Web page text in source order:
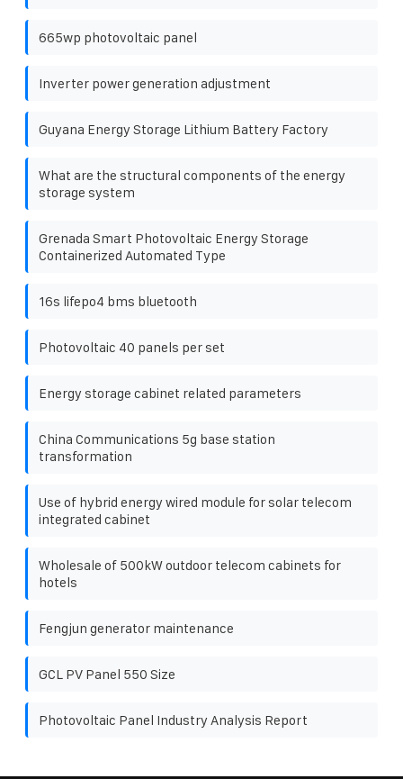
665wp photovoltaic panel
Inverter power generation adjustment
Guyana Energy Storage Lithium Battery Factory
What are the structural components of the energy
storage system
Grenada Smart Photovoltaic Energy Storage
Containerized Automated Type
16s lifepo4 bms bluetooth
Photovoltaic 40 panels per set
Energy storage cabinet related parameters
China Communications 5g base station
transformation
Use of hybrid energy wired module for solar telecom
integrated cabinet
Wholesale of 500kW outdoor telecom cabinets for
hotels
Fengjun generator maintenance
GCL PV Panel 550 Size
Photovoltaic Panel Industry Analysis Report